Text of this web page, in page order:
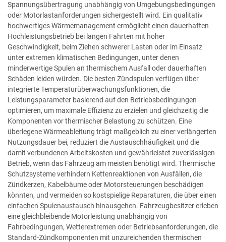
Spannungsübertragung unabhängig von Umgebungsbedingungen
oder Motorlastanforderungen sichergestellt wird. Ein qualitativ
hochwertiges Wärmemanagement ermöglicht einen dauerhaften
Hochleistungsbetrieb bei langen Fahrten mit hoher
Geschwindigkeit, beim Ziehen schwerer Lasten oder im Einsatz
unter extremen klimatischen Bedingungen, unter denen
minderwertige Spulen an thermischem Ausfall oder dauerhaften
Schäden leiden würden. Die besten Zündspulen verfügen über
integrierte Temperaturüberwachungsfunktionen, die
Leistungsparameter basierend auf den Betriebsbedingungen
optimieren, um maximale Effizienz zu erzielen und gleichzeitig die
Komponenten vor thermischer Belastung zu schützen. Eine
überlegene Wärmeableitung trägt maßgeblich zu einer verlängerten
Nutzungsdauer bei, reduziert die Austauschhäufigkeit und die
damit verbundenen Arbeitskosten und gewährleistet zuverlässigen
Betrieb, wenn das Fahrzeug am meisten benötigt wird. Thermische
Schutzsysteme verhindern Kettenreaktionen von Ausfällen, die
Zündkerzen, Kabelbäume oder Motorsteuerungen beschädigen
könnten, und vermeiden so kostspielige Reparaturen, die über einen
einfachen Spulenaustausch hinausgehen. Fahrzeugbesitzer erleben
eine gleichbleibende Motorleistung unabhängig von
Fahrbedingungen, Wetterextremen oder Betriebsanforderungen, die
Standard-Zündkomponenten mit unzureichenden thermischen